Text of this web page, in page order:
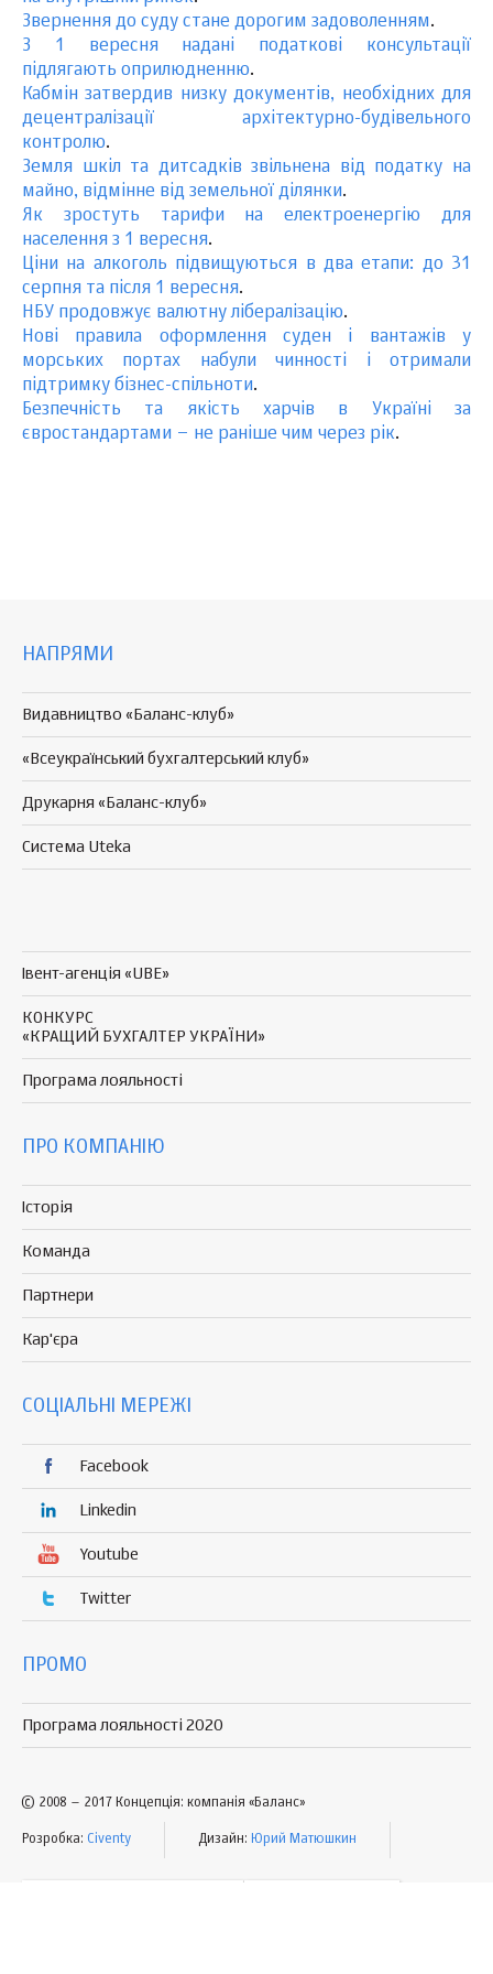
Звернення до суду стане дорогим задоволенням.
З 1 вересня надані податкові консультації
підлягають оприлюдненню.
Кабмін затвердив низку документів, необхідних для
децентралізації архітектурно-будівельного
контролю.
Земля шкіл та дитсадків звільнена від податку на
майно, відмінне від земельної ділянки.
Як зростуть тарифи на електроенергію для
населення з 1 вересня.
Ціни на алкоголь підвищуються в два етапи: до 31
серпня та після 1 вересня.
НБУ продовжує валютну лібералізацію.
Нові правила оформлення суден і вантажів у
морських портах набули чинності і отримали
підтримку бізнес-спільноти.
Безпечність та якість харчів в Україні за
євростандартами – не раніше чим через рік.
НАПРЯМИ
Видавництво «Баланс-клуб»
«Всеукраїнський бухгалтерський клуб»
Друкарня «Баланс-клуб»
Система Uteka
Івент-агенція «UBE»
КОНКУРС
«КРАЩИЙ БУХГАЛТЕР УКРАЇНИ»
Програма лояльності
ПРО КОМПАНІЮ
Історія
Команда
Партнери
Кар'єра
СОЦІАЛЬНІ МЕРЕЖІ
Facebook
Linkedin
Youtube
Twitter
ПРОМО
Програма лояльності 2020
© 2008 – 2017 Концепція: компанія «Баланс»
Розробка: Civenty Дизайн: Юрий Матюшкин